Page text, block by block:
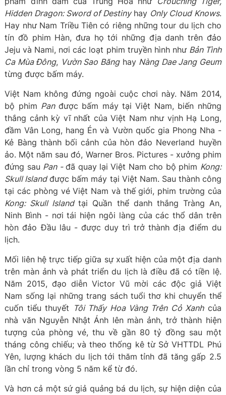
Hidden Dragon: Sword of Destinyhay Only Cloud Knows.
Hay như Nam Triều Tiên có riêng những tour du lịch cho
tín đồ phim Hàn, đưa họ tới những địa danh trên đảo
Jeju và Nami, nơi các loạt phim truyền hình như Bản Tình
Ca Mùa Đông, Vườn Sao Bănghay Nàng Dae Jang Geum
từng được bấm máy.
Việt Nam không đứng ngoài cuộc chơi này. Năm 2014,
bộ phim Pan được bấm máy tại Việt Nam, biến những
thắng cảnh kỳ vĩ nhất của Việt Nam như vịnh Hạ Long,
đầm Vân Long, hang Én và Vườn quốc gia Phong Nha -
Kẻ Bàng thành bối cảnh của hòn đảo Neverland huyền
ảo. Một năm sau đó, Warner Bros. Pictures - xưởng phim
đứng sau Pan -đã quay lại Việt Nam cho bộ phim Kong:
Skull Islandđược bấm máy tại Việt Nam. Sau thành công
tại các phòng vé Việt Nam và thế giới, phim trường của
Kong: Skull Islandtại Quần thể danh thắng Tràng An,
Ninh Bình - nơi tái hiện ngôi làng của các thổ dân trên
hòn đảo Đầu lâu - được duy trì trở thành địa điểm du
lịch.
Mối liên hệ trực tiếp giữa sự xuất hiện của một địa danh
trên màn ảnh và phát triển du lịch là điều đã có tiền lệ.
Năm 2015, đạo diễn Victor Vũ mời các độc giả Việt
Nam sống lại những trang sách tuổi thơ khi chuyển thể
cuốn tiểu thuyết Tôi Thấy Hoa Vàng Trên Cỏ Xanhcủa
nhà văn Nguyễn Nhật Ánh lên màn ảnh, trở thành hiện
tượng của phòng vé, thu về gần 80 tỷ đồng sau một
tháng công chiếu; và theo thống kê từ Sở VHTTDL Phú
Yên, lượng khách du lịch tới thăm tỉnh đã tăng gấp 2.5
lần chỉ trong vòng 5 năm kể từ đó.
Và hơn cả một sứ giả quảng bá du lịch, sự hiện diện của